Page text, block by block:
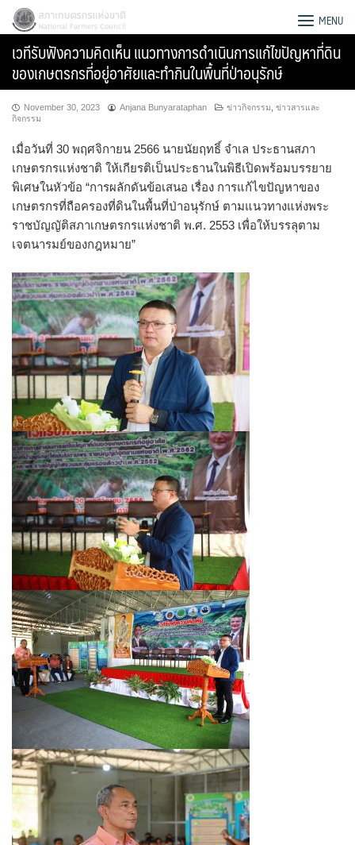
Skip
content
Search
for:
สภาเกษตรกรแห่งชาติ MENU
เวทีรับฟังความคิดเห็น แนวทางการดำเนินการแก้ไขปัญหาที่ดิน
ของเกษตรกรที่อยู่อาศัยและทำกินในพื้นที่ป่าอนุรักษ์
November 30, 2023 Anjana Bunyarataphan ข่าวกิจกรรม ข่าวสารและ
กิจกรรม
เมื่อวันที่ 30 พฤศจิกายน 2566 นายนัยฤทธิ์ จำเล ประธานสภา
เกษตรกรแห่งชาติ ให้เกียรติเป็นประธานในพิธีเปิดพร้อมบรรยาย
พิเศษในหัวข้อ “การผลักดันข้อเสนอ เรื่อง การแก้ไขปัญหาของ
เกษตรกรที่ถือครองที่ดินในพื้นที่ป่าอนุรักษ์ ตามแนวทางแห่งพระ
ราชบัญญัติสภาเกษตรกรแห่งชาติ พ.ศ. 2553 เพื่อให้บรรลุตาม
เจตนารมย์ของกฎหมาย”